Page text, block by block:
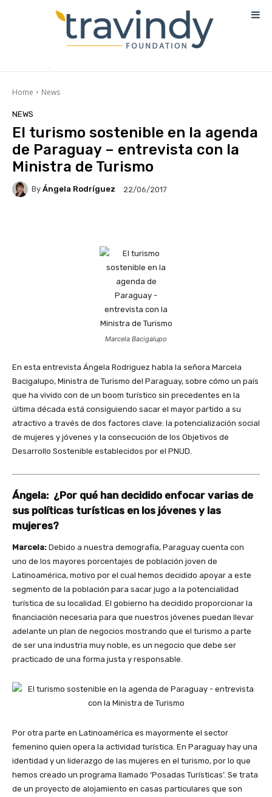
Home News
NEWS
El turismo sostenible en la agenda
de Paraguay – entrevista con la
Ministra de Turismo
By Ángela Rodríguez 22/06/2017
Marcela Bacigalupo
En esta entrevista Ángela Rodriguez habla la señora Marcela
Bacigalupo, Ministra de Turismo del Paraguay, sobre cómo un país
que ha vivido con de un boom turístico sin precedentes en la
última década está consiguiendo sacar el mayor partido a su
atractivo a través de dos factores clave: la potencialización social
de mujeres y jóvenes y la consecución de los Objetivos de
Desarrollo Sostenible establecidos por el PNUD.
Ángela: ¿Por qué han decidido enfocar varias de
sus políticas turísticas en los jóvenes y las
mujeres?
Marcela: Debido a nuestra demografía, Paraguay cuenta con
uno de los mayores porcentajes de población joven de
Latinoamérica, motivo por el cual hemos decidido apoyar a este
segmento de la población para sacar jugo a la potencialidad
turística de su localidad. El gobierno ha decidido proporcionar la
financiación necesaria para que nuestros jóvenes puedan llevar
adelante un plan de negocios mostrando que el turismo a parte
de ser una industria muy noble, es un negocio que debe ser
practicado de una forma justa y responsable.
Por otra parte en Latinoamérica es mayormente el sector
femenino quien opera la actividad turística. En Paraguay hay una
identidad y un liderazgo de las mujeres en el turismo, por lo que
hemos creado un programa llamado ‘Posadas Turísticas’. Se trata
de un proyecto de alojamiento en casas particulares que son